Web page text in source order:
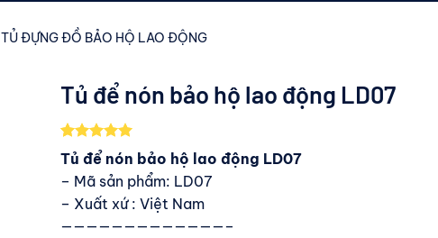
TỦ ĐỰNG ĐỒ BẢO HỘ LAO ĐỘNG
Tủ để nón bảo hộ lao động LD07
5.00
trên 5
dựa trên
1
đánh giá
Tủ để nón bảo hộ lao động LD07
– Mã sản phẩm: LD07
– Xuất xứ : Việt Nam
—————————————–